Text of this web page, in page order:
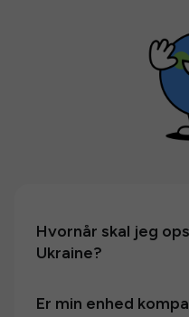
Hvornår skal jeg
Ukraine?
Er min enhed